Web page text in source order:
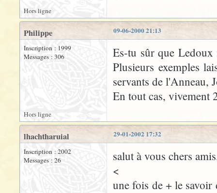
Hors ligne
09-06-2000 21:13
Philippe
Inscription : 1999
Messages : 306
Es-tu sûr que Ledoux
Plusieurs exemples
servants de l'Anneau,
En tout cas, vivement
Hors ligne
29-01-2002 17:32
lhachtharuial
Inscription : 2002
Messages : 26
salut à vous chers
<
une fois de + le savoir